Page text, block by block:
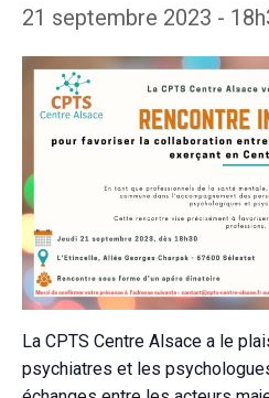
21 septembre 2023 -
La CPTS Centre Alsace a le
psychiatres et les